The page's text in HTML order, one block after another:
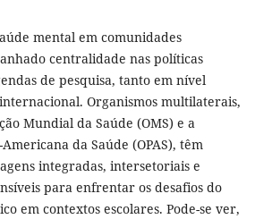
mental em comunidades
centralidade nas políticas
de pesquisa, tanto em nível
Organismos multilaterais,
Mundial da Saúde (OMS) e a
da Saúde (OPAS), têm
integradas, intersetoriais e
para enfrentar os desafios do
em contextos escolares. Pode-se ver,